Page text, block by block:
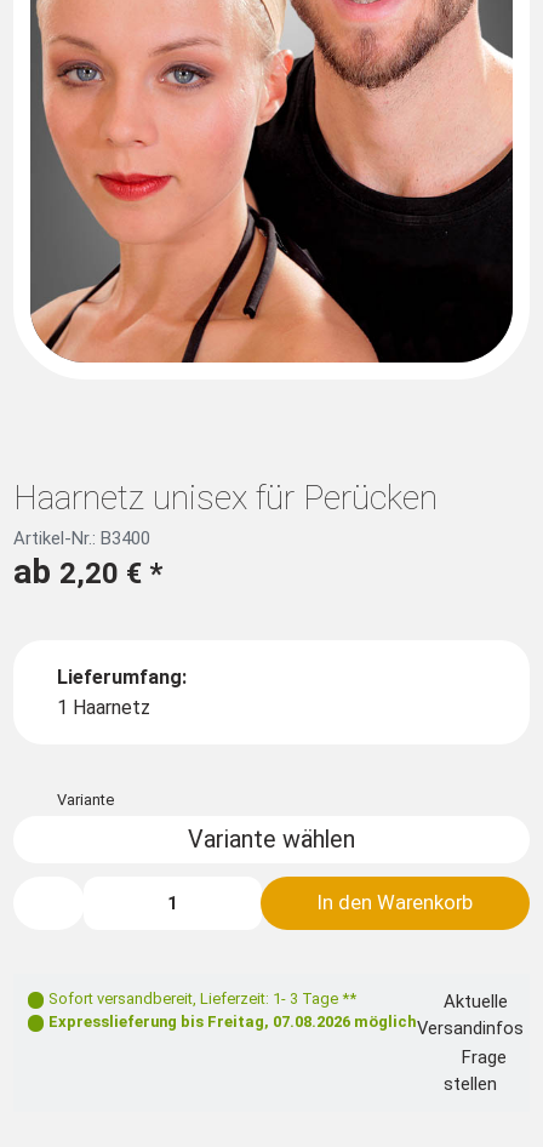
Haarnetz unisex für Perücken
Artikel-Nr.: B3400
ab 2,20 € *
Lieferumfang:
1 Haarnetz
Variante
Variante wählen
In den Warenkorb
Sofort versandbereit, Lieferzeit: 1- 3 Tage **
Expresslieferung bis Freitag, 07.08.2026 möglich
Aktuelle
Versandinfos
Frage
stellen